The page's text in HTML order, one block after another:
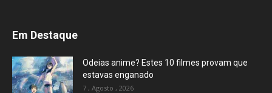
Em Destaque
Odeias anime? Estes 10 filmes provam que
estavas enganado
7 , Agosto , 2026